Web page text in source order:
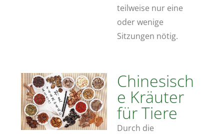
teilweise nur eine
oder wenige
Sitzungen nötig.
Chinesisch
e Kräuter
für Tiere
Durch die